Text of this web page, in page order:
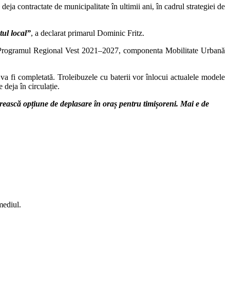
contractate de municipalitate în ultimii ani, în cadrul strategiei de
local”, a declarat primarul Dominic Fritz.
Regional Vest 2021–2027, componenta Mobilitate Urbană
fi completată. Troleibuzele cu baterii vor înlocui actualele modele
deja în circulație.
opțiune de deplasare în oraș pentru timișoreni. Mai e de